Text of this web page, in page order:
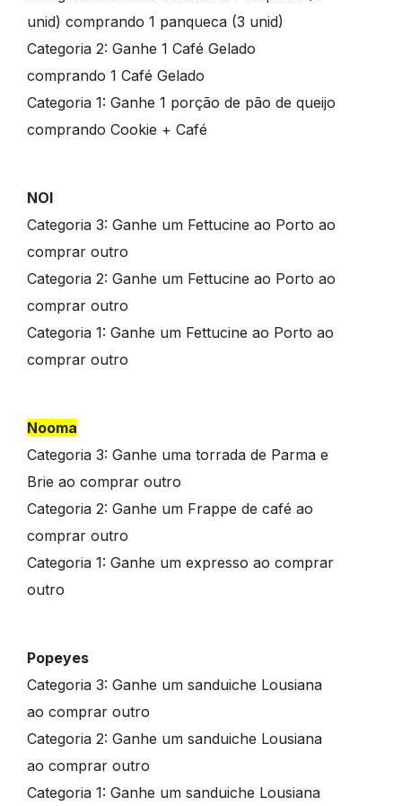
unid) comprando 1 panqueca (3 unid)
Categoria 2: Ganhe 1 Café Gelado
comprando 1 Café Gelado
Categoria 1: Ganhe 1 porção de pão de queijo
comprando Cookie + Café
NOI
Categoria 3: Ganhe um Fettucine ao Porto ao
comprar outro
Categoria 2: Ganhe um Fettucine ao Porto ao
comprar outro
Categoria 1: Ganhe um Fettucine ao Porto ao
comprar outro
Nooma
Categoria 3: Ganhe uma torrada de Parma e
Brie ao comprar outro
Categoria 2: Ganhe um Frappe de café ao
comprar outro
Categoria 1: Ganhe um expresso ao comprar
outro
Popeyes
Categoria 3: Ganhe um sanduiche Lousiana
ao comprar outro
Categoria 2: Ganhe um sanduiche Lousiana
ao comprar outro
Categoria 1: Ganhe um sanduiche Lousiana